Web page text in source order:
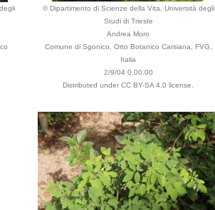
© Dipartimento di Scienze della Vita, Università degli
Studi di Trieste
Andrea Moro
Comune di Sgonico, Orto Botanico Carsiana, FVG,
Italia
2/9/04 0.00.00
Distributed under CC BY-SA 4.0 license.